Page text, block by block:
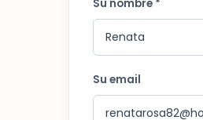
Su nombre *
Su email